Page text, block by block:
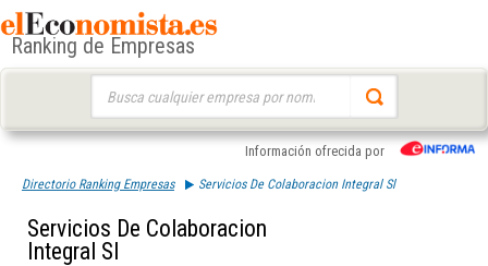
Ranking de Empresas
Información ofrecida por
Directorio Ranking Empresas Servicios De Colaboracion Integral Sl
Servicios De Colaboracion
Integral Sl